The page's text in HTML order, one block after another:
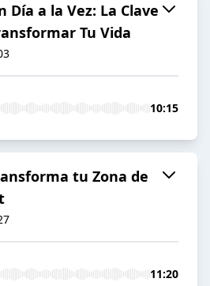
Día a la Vez: La Clave
Tu Vida
10:15
tu Zona de
11:20